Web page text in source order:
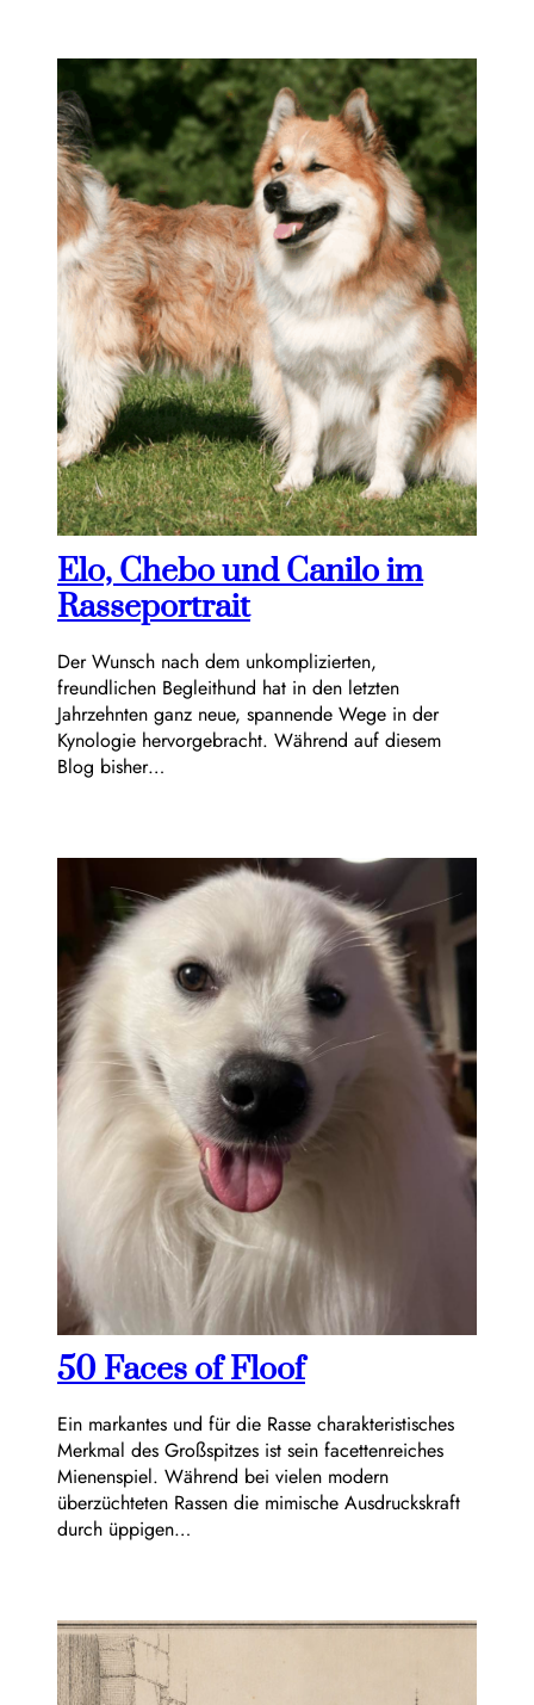
Elo, Chebo und Canilo im
Rasseportrait
Der Wunsch nach dem unkomplizierten,
freundlichen Begleithund hat in den letzten
Jahrzehnten ganz neue, spannende Wege in der
Kynologie hervorgebracht. Während auf diesem
Blog bisher…
50 Faces of Floof
Ein markantes und für die Rasse charakteristisches
Merkmal des Großspitzes ist sein facettenreiches
Mienenspiel. Während bei vielen modern
überzüchteten Rassen die mimische Ausdruckskraft
durch üppigen…